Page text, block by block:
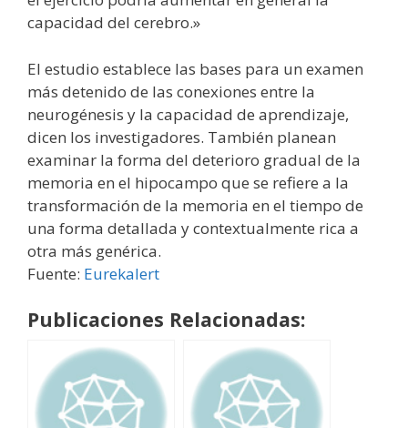
capacidad del cerebro.»
El estudio establece las bases para un examen
más detenido de las conexiones entre la
neurogénesis y la capacidad de aprendizaje,
dicen los investigadores. También planean
examinar la forma del deterioro gradual de la
memoria en el hipocampo que se refiere a la
transformación de la memoria en el tiempo de
una forma detallada y contextualmente rica a
otra más genérica.
Fuente: Eurekalert
Publicaciones Relacionadas: